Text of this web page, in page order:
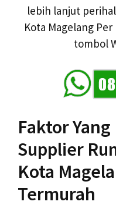
lebih lanjut
Kota Magelang
tombol
Faktor
Supplier
Kota
Termurah